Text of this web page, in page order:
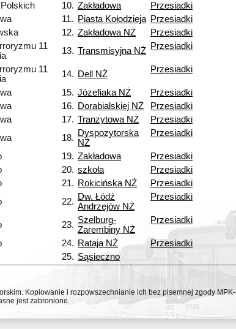
10. Zakładowa
Przesiadki
11. Piasta Kołodzieja Przesiadki
12. Zakładowa NŻ
Przesiadki
11
13. Transmisyjna NŻ Przesiadki
11
14. Dell NŻ Przesiadki
15. Józefiaka NŻ
Przesiadki
16. Dorabialskiej NŻ
Przesiadki
17. Tranzytowa NŻ
Przesiadki
18. Dyspozytorska
NŻ
Przesiadki
19. Zakładowa
Przesiadki
20. szkoła
Przesiadki
21. Rokicińska NŻ
Przesiadki
22. Dw. Łódź
Andrzejów NŻ
Przesiadki
23. Szelburg-
Zarembiny NŻ
Przesiadki
24. Rataja NŻ
Przesiadki
25. Sąsieczno
Kopiowanie i rozpowszechnianie ich bez pisemnej zgody MPK-
jest zabronione.